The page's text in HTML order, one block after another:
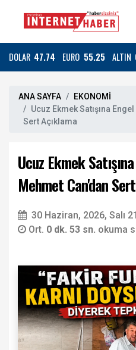
DOLAR 47.74 EURO 55.25 ALTIN
ANA SAYFA
EKONOMİ
Ucuz Ekmek Satışına
Sert Açıklama
Ucuz Ekmek
Mehmet Can'dan
30 Haziran, 2026, Salı
Ort. 0 dk. 53 sn. okuma